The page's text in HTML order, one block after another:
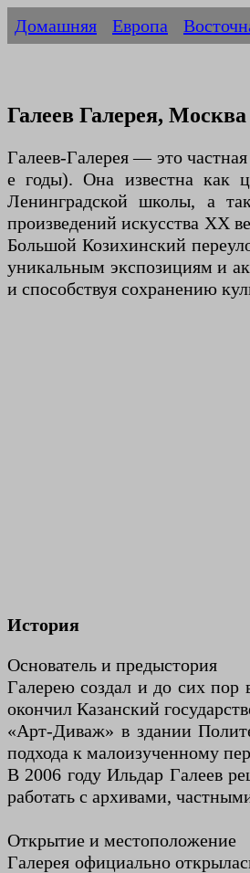
Домашняя Европа
Галеев Галерея, Москва
Галеев-Галерея — это
е годы). Она известна как
Ленинградской школы, а
произведений искусства XX
Большой Козихинский
уникальным экспозициям и
и способствуя сохранению
История
Основатель и предыстория
Галерею создал и до сих пор
окончил Казанский
«Арт-Диваж» в здании
подхода к малоизученному
В 2006 году Ильдар Галеев
работать с архивами,
Открытие и местоположение
Галерея официально